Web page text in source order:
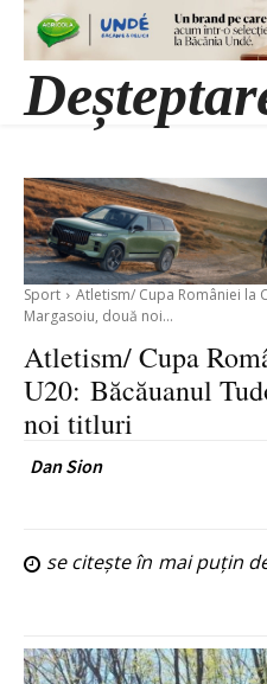
Sport
Atletism/ Cupa României la
Margasoiu, două noi...
Atletism/ Cupa
U20: Băcăuanul
noi titluri
Dan Sion
se citește în mai puțin